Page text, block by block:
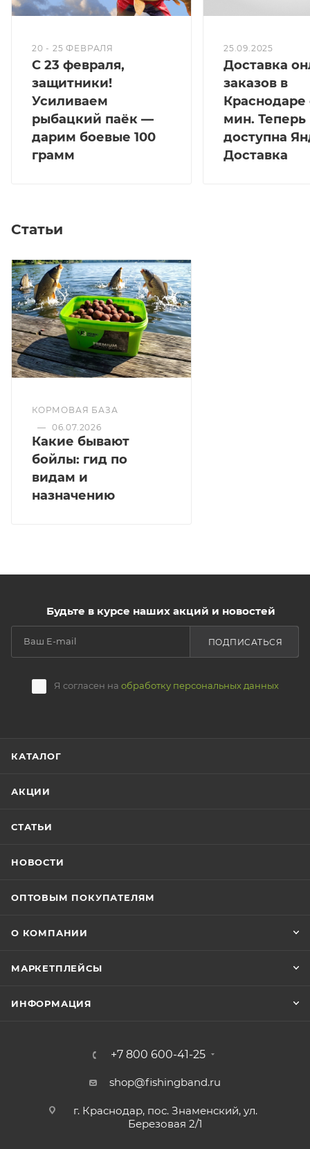
20 - 25 ФЕВРАЛЯ
С 23 февраля,
защитники!
Усиливаем
рыбацкий паёк —
дарим боевые 100
грамм
25.09.2025
Доставка
заказов в
Краснодаре
мин. Теперь
доступна
Доставка
Статьи
КОРМОВАЯ БАЗА
— 06.07.2026
Какие бывают
бойлы: гид по
видам и
назначению
Будьте в курсе наших акций и новостей
Я согласен на обработку персональных данных
ПОДПИСАТЬСЯ
КАТАЛОГ
АКЦИИ
СТАТЬИ
НОВОСТИ
ОПТОВЫМ ПОКУПАТЕЛЯМ
О КОМПАНИИ
МАРКЕТПЛЕЙСЫ
ИНФОРМАЦИЯ
+7 800 600-41-25
shop@fishingband.ru
г. Краснодар, пос. Знаменский, ул.
Березовая 2/1